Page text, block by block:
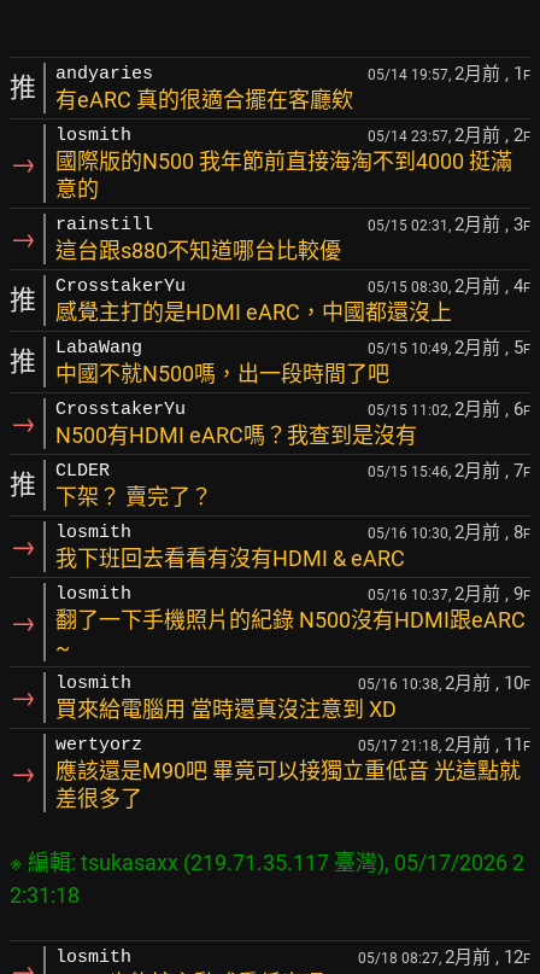
推 andyaries 05/14 19:57, 2月前 , 1 F
有eARC 真的很適合擺在客廳欸
→
losmith 05/14 23:57, 2月前 , 2F
國際版的N500 我年節前直接海淘不到4000 挺滿
意的
→ rainstill 05/15 02:31, 2月前 , 3F
這台跟s880不知道哪台比較優
推 CrosstakerYu 05/15 08:30, 2月前 , 4F
感覺主打的是HDMI eARC，中國都還沒上
推 LabaWang 05/15 10:49, 2月前 , 5F
中國不就N500嗎，出一段時間了吧
→ CrosstakerYu 05/15 11:02, 2月前 , 6F
N500有HDMI eARC嗎？我查到是沒有
推 CLDER 05/15 15:46, 2月前 , 7F
下架？ 賣完了？
→ losmith 05/16 10:30, 2月前 , 8F
我下班回去看看有沒有HDMI & eARC
→
losmith 05/16 10:37, 2月前 , 9F
翻了一下手機照片的紀錄 N500沒有HDMI跟eARC
~
→ losmith 05/16 10:38, 2月前 , 10F
買來給電腦用 當時還真沒注意到 XD
→
wertyorz 05/17 21:18, 2月前 , 11 F
應該還是M90吧 畢竟可以接獨立重低音 光這點就
差很多了
※ 編輯: tsukasaxx (219.71.35.117 臺灣), 05/17/2026 2
losmith 05/18 08:27, 2月前 , 12F